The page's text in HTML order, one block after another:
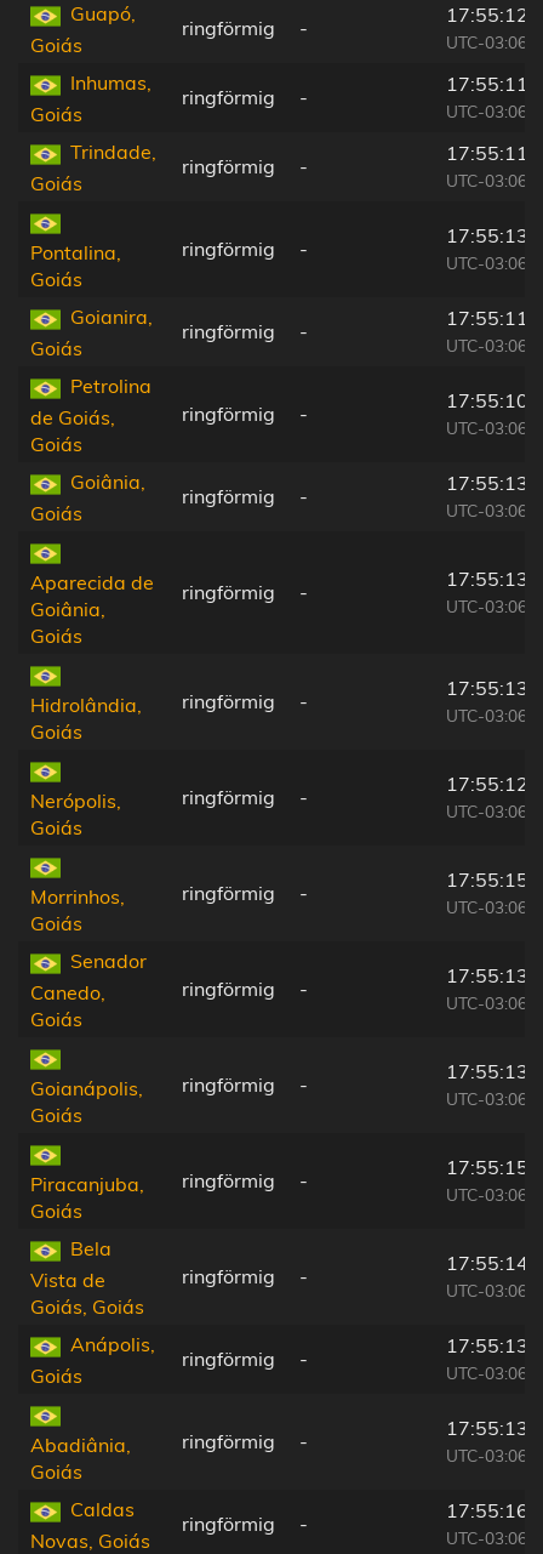
Guapó,
Goiás
ringförmig -
17:55:12
UTC-03:06
Inhumas,
Goiás
ringförmig -
17:55:11
UTC-03:06
Trindade,
Goiás
ringförmig -
17:55:11
UTC-03:06
Pontalina,
Goiás
ringförmig -
17:55:13
UTC-03:06
Goianira,
Goiás
ringförmig -
17:55:11
UTC-03:06
Petrolina
de Goiás,
Goiás
ringförmig -
17:55:10
UTC-03:06
Goiânia,
Goiás
ringförmig -
17:55:13
UTC-03:06
Aparecida de
Goiânia,
Goiás
ringförmig -
17:55:13
UTC-03:06
Hidrolândia,
Goiás
ringförmig -
17:55:13
UTC-03:06
Nerópolis,
Goiás
ringförmig -
17:55:12
UTC-03:06
Morrinhos,
Goiás
ringförmig -
17:55:15
UTC-03:06
Senador
Canedo,
Goiás
ringförmig -
17:55:13
UTC-03:06
Goianápolis,
Goiás
ringförmig -
17:55:13
UTC-03:06
Piracanjuba,
Goiás
ringförmig -
17:55:15
UTC-03:06
Bela
Vista de
Goiás, Goiás
ringförmig -
17:55:14
UTC-03:06
Anápolis,
Goiás
ringförmig -
17:55:13
UTC-03:06
Abadiânia,
Goiás
ringförmig -
17:55:13
UTC-03:06
Caldas
Novas, Goiás
ringförmig -
17:55:16
UTC-03:06